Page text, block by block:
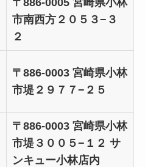
市南西方２０５３−３
２
〒886-0003 宮崎県小林
市堤２９７７−２５
〒886-0003 宮崎県小林
市堤３００５−１２ サ
ンキュー小林店内